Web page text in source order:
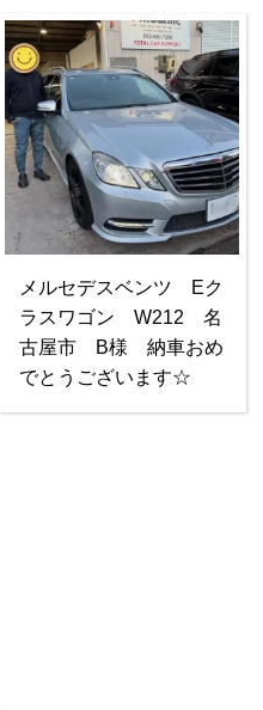
メルセデスベンツ Eク
ラスワゴン W212 名
古屋市 B様 納車おめ
でとうございます☆